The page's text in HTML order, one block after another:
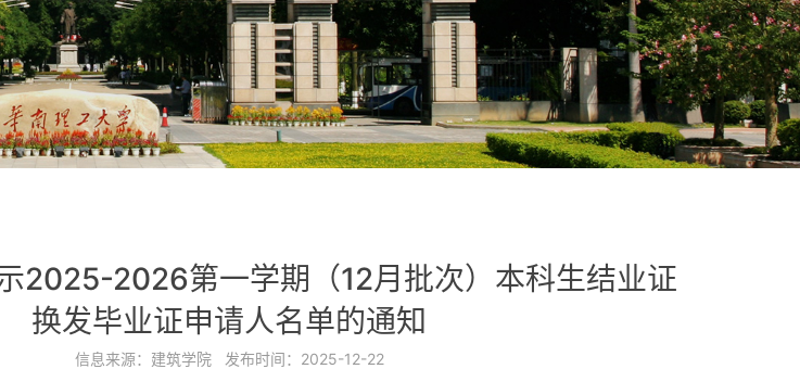
2025-2026第一学期（12月批次）本科生结业证
换发毕业证申请人名单的通知
信息来源： 建筑学院发布时间： 2025-12-22